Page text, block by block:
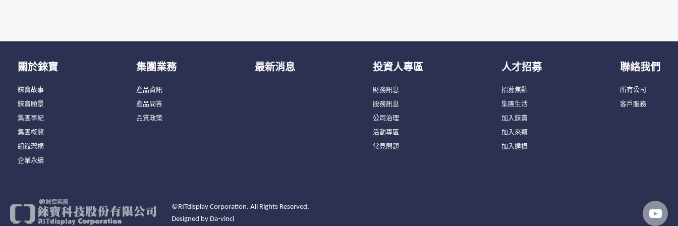
關於錸寶
錸寶故事
錸寶願景
集團事紀
集團概覽
組織架構
企業永續
集團業務
產品資訊
產品問答
品質政策
最新消息 投資人專區
財務訊息
股務訊息
公司治理
活動專區
常見問題
人才招募
招募焦點
集團生活
加入錸寶
加入來穎
加入達振
聯絡我們
所有公司
客戶服務
©RITdisplay Corporation. All Rights Reserved.
Designed by Da-vinci